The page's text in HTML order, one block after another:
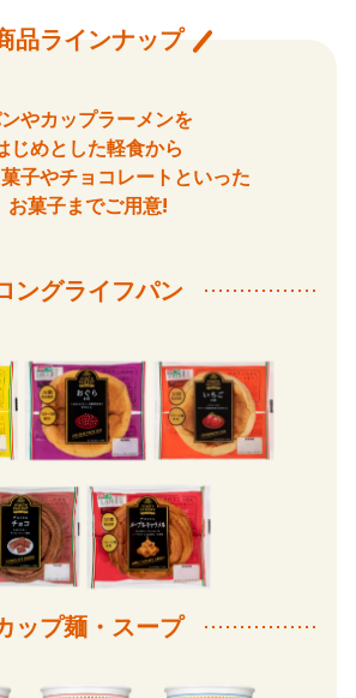
品ラインナップ
やカップラーメンを
じめとした軽食から
子やチョコレートといった
お菓子までご用意!
ングライフパン
ップ麺・スープ